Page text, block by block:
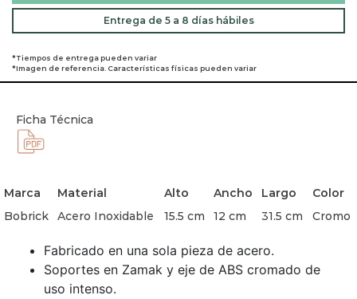
Entrega de 5 a 8 días hábiles
*Tiempos de entrega pueden variar
*Imagen de referencia. Características físicas pueden variar
Ficha Técnica
Marca Material Alto Ancho Largo
Color
Bobrick
Acero Inoxidable 15.5 cm 12 cm 31.5 cm Cromo
Fabricado en una sola pieza de acero.
Soportes en Zamak y eje de ABS cromado de
uso intenso.